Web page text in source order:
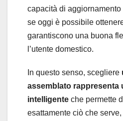
capacità di
se oggi è possibile
garantiscono una buona
l’utente domestico.
In questo senso, scegliere
assemblato rappresenta
intelligente che permette
esattamente ciò che